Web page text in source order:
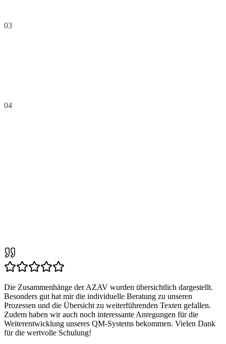
03
04
Die Zusammenhänge der AZAV wurden übersichtlich dargestellt.
Besonders gut hat mir die individuelle Beratung zu unseren
Prozessen und die Übersicht zu weiterführenden Texten gefallen.
Zudem haben wir auch noch interessante Anregungen für die
Weiterentwicklung unseres QM-Systems bekommen. Vielen Dank
für die wertvolle Schulung!